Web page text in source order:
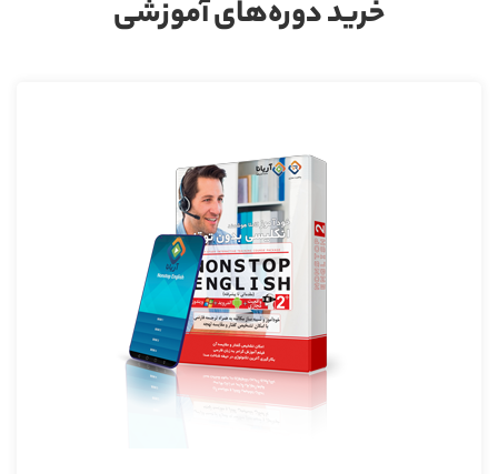
خرید دوره‌های آموزشی